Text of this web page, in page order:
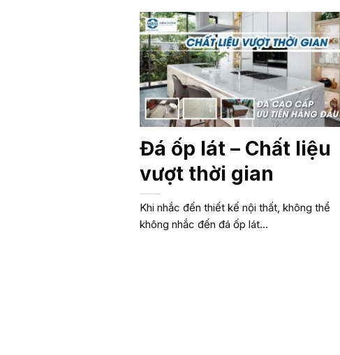
Đá ốp lát – Chất liệu
vượt thời gian
Khi nhắc đến thiết kế nội thất, không thể
không nhắc đến đá ốp lát...